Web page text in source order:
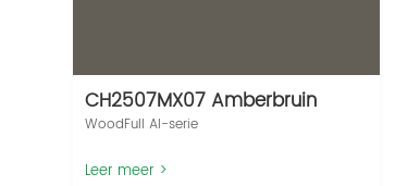
CH2507MX07 Amberbruin
WoodFull AI-serie‌
Leer meer >